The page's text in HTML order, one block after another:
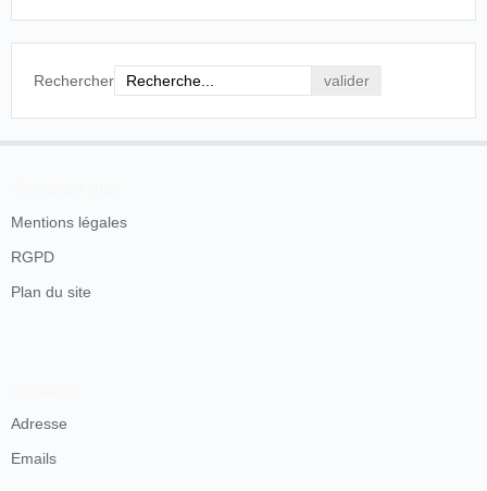
Rechercher
Mentions légales
RGPD
Plan du site
Adresse
Emails